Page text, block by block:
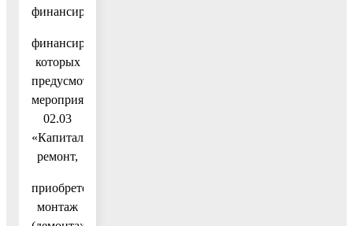
финансирования,
финансирование
которых
предусмотрено
мероприятием
02.03
«Капитальный
ремонт,
приобретение,
монтаж